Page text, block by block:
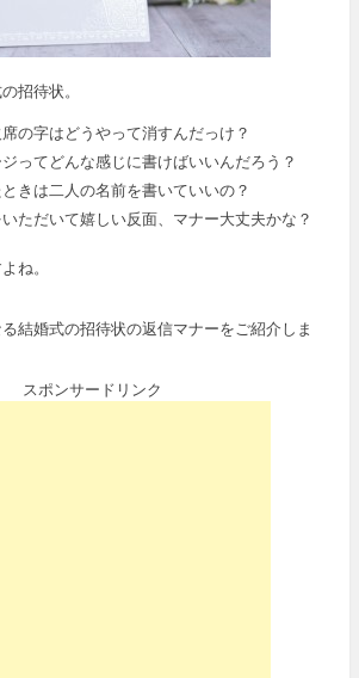
招待状。
の字はどうやって消すんだっけ？
ってどんな感じに書けばいいんだろう？
きは二人の名前を書いていいの？
ただいて嬉しい反面、マナー大丈夫かな？
ね。
結婚式の招待状の返信マナーをご紹介しま
スポンサードリンク